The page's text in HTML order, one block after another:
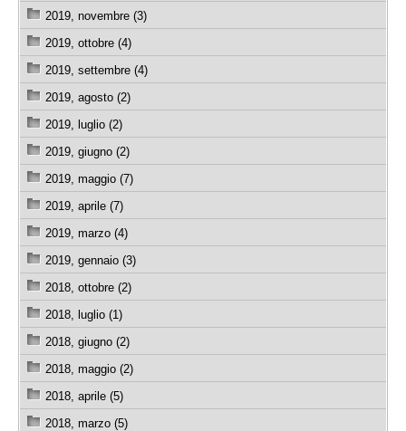
2019, novembre (3)
2019, ottobre (4)
2019, settembre (4)
2019, agosto (2)
2019, luglio (2)
2019, giugno (2)
2019, maggio (7)
2019, aprile (7)
2019, marzo (4)
2019, gennaio (3)
2018, ottobre (2)
2018, luglio (1)
2018, giugno (2)
2018, maggio (2)
2018, aprile (5)
2018, marzo (5)